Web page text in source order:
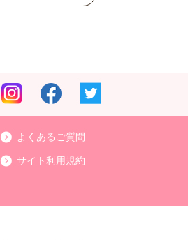
よくあるご質問
サイト利用規約